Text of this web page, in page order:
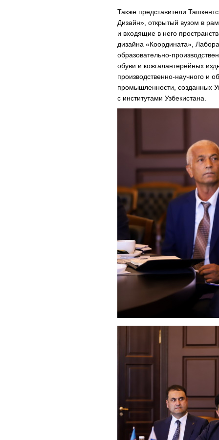
Также представители
Дизайн», открытый вузом в
и входящие в него
дизайна «Координата»,
образовательно-
обуви и кожгалантерейных
производственно-научного и
промышленности, созданных
с институтами Узбекистана.